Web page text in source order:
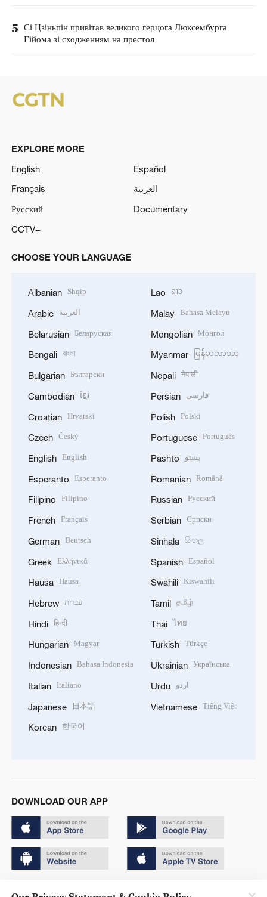
5 Сі Цзіньпін привітав великого герцога Люксембурга
Гійома зі сходженням на престол
EXPLORE MORE
English
Español
Français
العربية
Русский
Documentary
CCTV+
CHOOSE YOUR LANGUAGE
Albanian Shqip
Arabic العربية
Belarusian Беларуская
Bengali বাংলা
Bulgarian Български
Cambodian ខ្មែរ
Croatian Hrvatski
Czech Český
English English
Esperanto Esperanto
Filipino Filipino
French Français
German Deutsch
Greek Ελληνικά
Hausa Hausa
Hebrew עברית
Hindi हिन्दी
Hungarian Magyar
Indonesian Bahasa Indonesia
Italian Italiano
Japanese 日本語
Korean 한국어
Lao ລາວ
Malay Bahasa Melayu
Mongolian Монгол
Myanmar မြန်မာဘာသာ
Nepali नेपाली
Persian فارسی
Polish Polski
Portuguese Português
Pashto پښتو
Romanian Română
Russian Русский
Serbian Српски
Sinhala සිංහල
Spanish Español
Swahili Kiswahili
Tamil தமிழ்
Thai ไทย
Turkish Türkçe
Ukrainian Українська
Urdu اردو
Vietnamese Tiếng Việt
DOWNLOAD OUR APP